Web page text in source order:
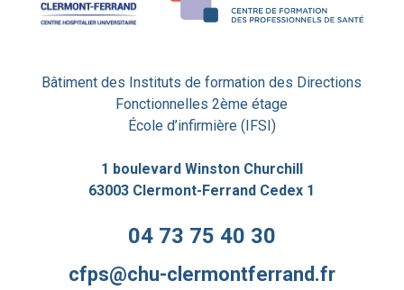
Bâtiment des Instituts de formation des Directions
Fonctionnelles 2ème étage
École d’infirmière (IFSI)
1 boulevard Winston Churchill
63003 Clermont-Ferrand Cedex 1
04 73 75 40 30
cfps@chu-clermontferrand.fr